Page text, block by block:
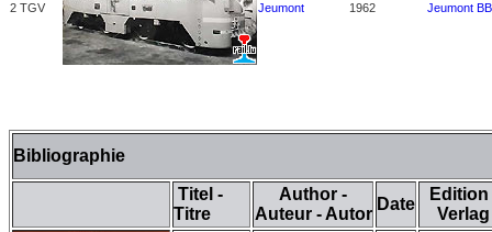
2 TGV Jeumont 1962 Jeumont BB
Bibliographie
Titel -
Titre
Author -
Auteur - Autor
Date
Edition
Verlag